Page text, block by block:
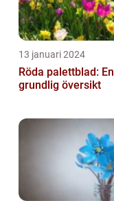
13 januari 2024
Röda palettblad: En
grundlig översikt